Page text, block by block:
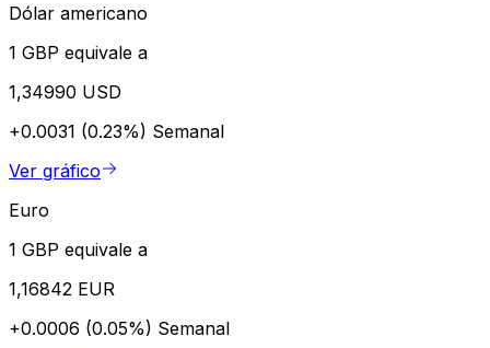
Dólar americano
1 GBP equivale a
1,34990 USD
+0.0031 (0.23%) Semanal
Ver gráfico
Euro
1 GBP equivale a
1,16842 EUR
+0.0006 (0.05%) Semanal